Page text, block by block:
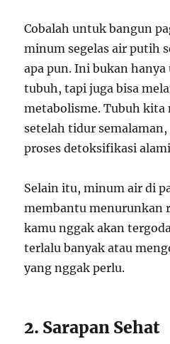
Cobalah untuk bangun
minum segelas air putih
apa pun. Ini bukan
tubuh, tapi juga bisa
metabolisme. Tubuh kita
setelah tidur
proses detoksifikasi
Selain itu, minum air di
membantu menurunkan
kamu nggak akan
terlalu banyak atau
yang nggak perlu.
2. Sarapan Sehat